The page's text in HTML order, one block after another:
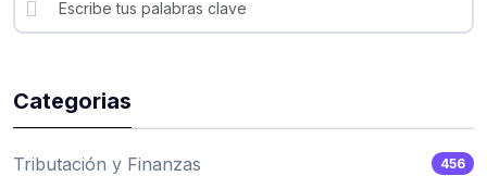
Categorias
Tributación y Finanzas 456